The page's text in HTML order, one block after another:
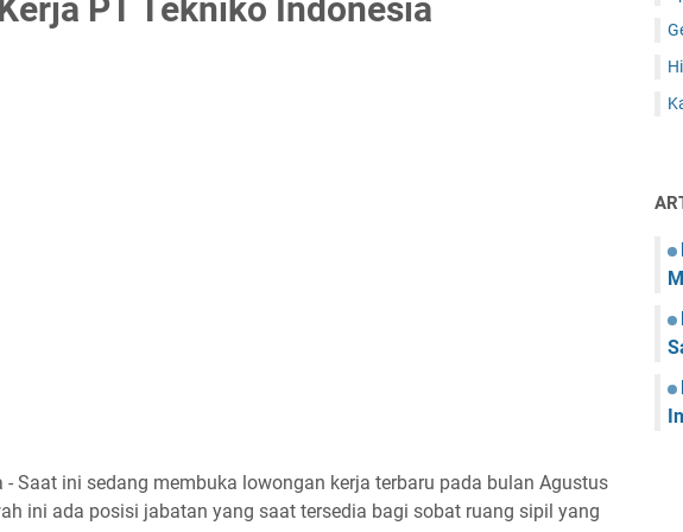
PT Tekniko Indonesia
- Saat ini sedang membuka lowongan kerja terbaru pada bulan Agustus
ini ada posisi jabatan yang saat tersedia bagi sobat ruang sipil yang